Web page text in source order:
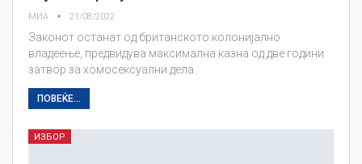
МИА 21/08/2022
Законот останат од британското колонијално
владеење, предвидува максимална казна од две години
затвор за хомосексуални дела.
ПОВЕЌЕ...
ИЗБОР